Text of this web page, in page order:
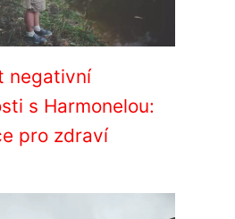
negativní
s Harmonelou:
pro zdraví